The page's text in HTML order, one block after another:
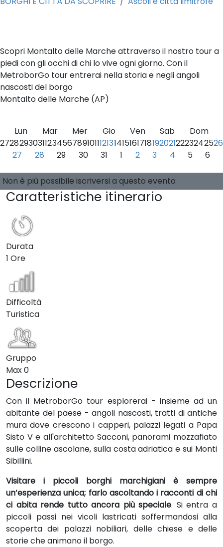
Scopri Montalto delle Marche attraverso il nostro tour a
piedi con gli occhi di chi lo vive ogni giorno. Con il
MetroborGo tour entrerai nella storia e negli angoli
nascosti del borgo
Montalto delle Marche (AP)
Lun Mar Mer Gio Ven Sab
Dom
27282930311234567891011121314151617181920212223242526
27
28 29 30 31 1 2 3 4 5 6
Non è più possibile iscriversi a questo evento
Caratteristiche itinerario
Durata
1 Ore
Difficoltà
Turistica
Gruppo
Max0
Descrizione
Con il MetroborGo tour esplorerai - insieme ad un
abitante del paese - angoli nascosti, tratti di antiche
mura dove crescono i capperi, palazzi legati a Papa
Sisto V e all'architetto Sacconi, panorami mozzafiato
sulle colline ascolane, sulla costa adriatica e sui Monti
Sibillini.
Visitare i piccoli borghi marchigiani è sempre
un’esperienza unica; farlo ascoltando i racconti di chi
ci abita rende tutto ancora più speciale. Si entra a
piccoli passi nei vicoli lastricati soffermandosi alla
scoperta dei palazzi nobiliari, delle chiese e delle
storie che animano il borgo.